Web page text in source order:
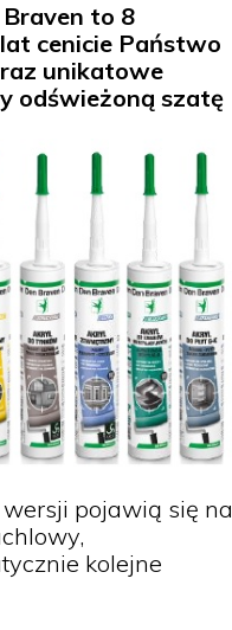
to 8
cenicie Państwo
unikatowe
odświeżoną szatę
pojawią się na
kolejne